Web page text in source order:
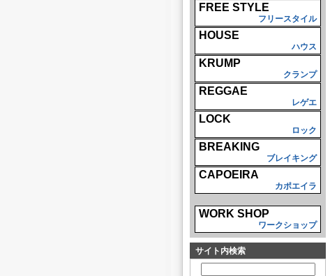
FREE STYLE
フリースタイル
HOUSE
ハウス
KRUMP
クランプ
REGGAE
レゲエ
LOCK
ロック
BREAKING
ブレイキング
CAPOEIRA
カポエイラ
WORK SHOP
ワークショップ
サイト内検索